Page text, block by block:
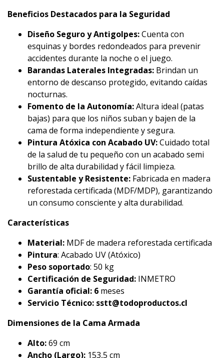
Beneficios Destacados para la Seguridad
Diseño Seguro y Antigolpes:Cuenta con
esquinas y bordes redondeados para prevenir
accidentes durante la noche o el juego.
Barandas Laterales Integradas: Brindan un
entorno de descanso protegido, evitando caídas
nocturnas.
Fomento de la Autonomía:Altura ideal (patas
bajas) para que los niños suban y bajen de la
cama de forma independiente y segura.
Pintura Atóxica con Acabado UV:Cuidado total
de la salud de tu pequeño con un acabado semi
brillo de alta durabilidad y fácil limpieza.
Sustentable y Resistente: Fabricada en madera
reforestada certificada (MDF/MDP), garantizando
un consumo consciente y alta durabilidad.
Características
Material: MDF de madera reforestada certificada
Pintura: Acabado UV (Atóxico)
Peso soportado: 50 kg
Certificación de Seguridad: INMETRO
Garantía oficial: 6 meses
Servicio Técnico: sstt@todoproductos.cl
Dimensiones de la Cama Armada
Alto:69 cm
Ancho (Largo): 153,5 cm